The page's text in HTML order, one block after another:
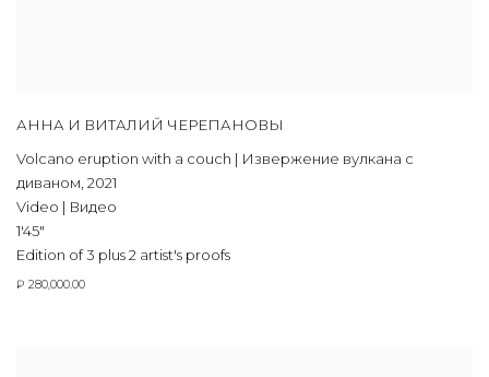
АННА И ВИТАЛИЙ ЧЕРЕПАНОВЫ
Volcano eruption with a couch | Извержение вулкана с
диваном, 2021
Video | Видео
1'45"
Edition of 3 plus 2 artist's proofs
₽ 280,000.00